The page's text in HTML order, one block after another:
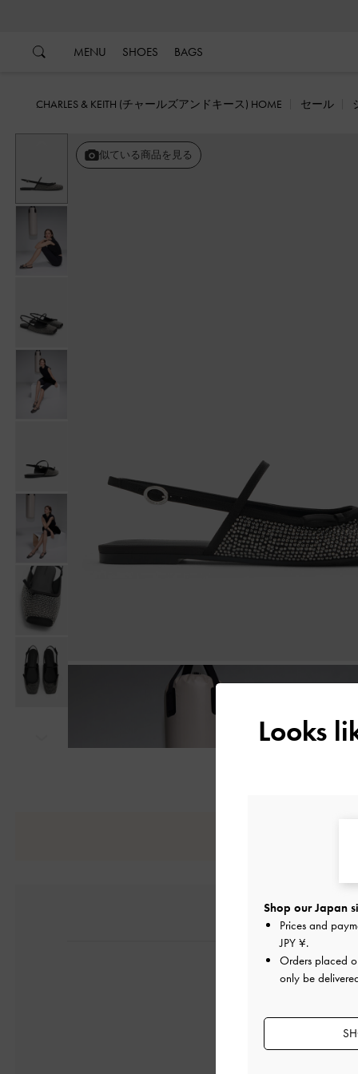
MENU SHOES BAGS
CHARLES & KEITH (チャールズアンドキース) HOME セール
似ている商品を見る
Looks
Shop our Japan
Prices and
JPY ¥.
Orders placed
only be